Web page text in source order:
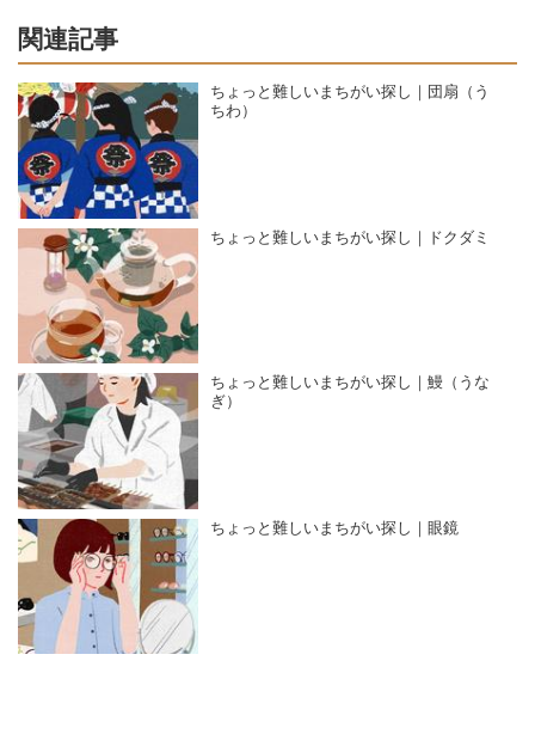
関連記事
ちょっと難しいまちがい探し｜団扇（う
ちわ）
ちょっと難しいまちがい探し｜ドクダミ
ちょっと難しいまちがい探し｜鰻（うな
ぎ）
ちょっと難しいまちがい探し｜眼鏡